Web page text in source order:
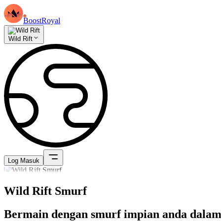
BoostRoyal
Wild Rift
Log Masuk
Wild Rift Smurf
Bermain dengan smurf impian anda